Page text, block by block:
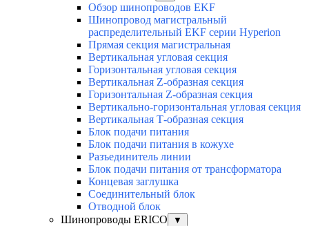
Обзор шинопроводов EKF
Шинопровод магистральный
распределительный EKF серии Hyperion
Прямая секция магистральная
Вертикальная угловая секция
Горизонтальная угловая секция
Вертикальная Z-образная секция
Горизонтальная Z-образная секция
Вертикально-горизонтальная угловая секция
Вертикальная Т-образная секция
Блок подачи питания
Блок подачи питания в кожухе
Разъединитель линии
Блок подачи питания от трансформатора
Концевая заглушка
Соединительный блок
Отводной блок
Шинопроводы ERICO
▼